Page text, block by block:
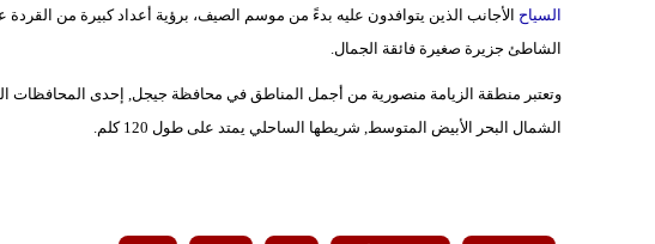
السياح الأجانب الذين يتوافدون عليه بدءً من موسم الصيف، برؤية أعداد كبيرة من
الشاطئ جزيرة صغيرة فائقة الجمال.
وتعتبر منطقة الزيامة منصورية من أجمل المناطق في محافظة جيجل, إحدى المحافظات
الشمال البحر الأبيض المتوسط, شريطها الساحلي يمتد على طول 120 كلم.